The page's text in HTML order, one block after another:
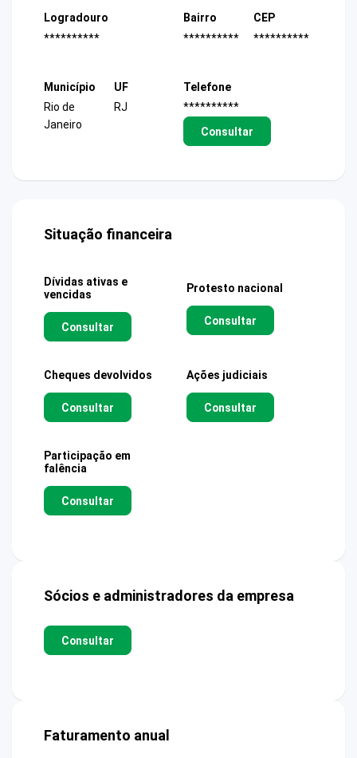
Logradouro
**********
Bairro
**********
CEP
**********
Município
Rio de
Janeiro
UF
RJ
Telefone
**********
Consultar
Situação financeira
Dívidas ativas e
vencidas
Consultar
Protesto nacional
Consultar
Cheques devolvidos
Consultar
Ações judiciais
Consultar
Participação em
falência
Consultar
Sócios e administradores da empresa
Consultar
Faturamento anual